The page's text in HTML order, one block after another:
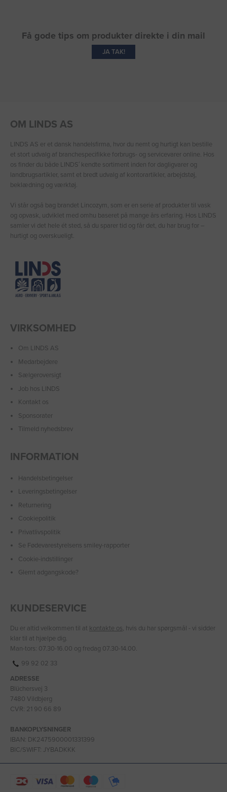
Få gode tips om produkter direkte i din mail
JA TAK!
OM LINDS AS
LINDS AS er et dansk handelsfirma, hvor du nemt og hurtigt kan bestille
et stort udvalg af branchespecifikke forbrugs- og servicevarer online. Hos
os finder du både LINDS′ kendte sortiment inden for dagligvarer og
landbrugsartikler, samt et bredt udvalg af kontorartikler, arbejdstøj,
beklædning og værktøj.
Vi står også bag brandet Lincozym, som er en serie af produkter til vask
og opvask, udviklet med omhu baseret på mange års erfaring. Hos LINDS
samler vi det hele ét sted, så du sparer tid og får det, du har brug for –
hurtigt og overskueligt.
VIRKSOMHED
Om LINDS AS
Medarbejdere
Sælgeroversigt
Job hos LINDS
Kontakt os
Sponsorater
Tilmeld nyhedsbrev
INFORMATION
Handelsbetingelser
Leveringsbetingelser
Returnering
Cookiepolitik
Privatlivspolitik
Se Fødevarestyrelsens smiley-rapporter
Cookie-indstillinger
Glemt adgangskode?
KUNDESERVICE
Du er altid velkommen til at kontakte os, hvis du har spørgsmål - vi sidder
klar til at hjælpe dig.
Man-tors: 07.30-16.00 og fredag 07.30-14.00.
99 92 02 33
ADRESSE
Blüchersvej 3
7480 Vildbjerg
CVR: 21 90 66 89
BANKOPLYSNINGER
IBAN: DK2475900001331399
BIC/SWIFT: JYBADKKK